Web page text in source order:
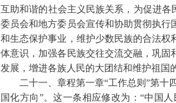
互助和谐的社会主义民族关系，为促进
委员会和地方委员会宣传和协助贯彻执
和生态保护事业，维护少数民族的合法
体意识，加强各民族交往交流交融，巩
发展，增进各族人民的大团结和维护祖国
二十一、章程第一章“工作总则”第十四
国化方向”。这一条相应修改为：“中国